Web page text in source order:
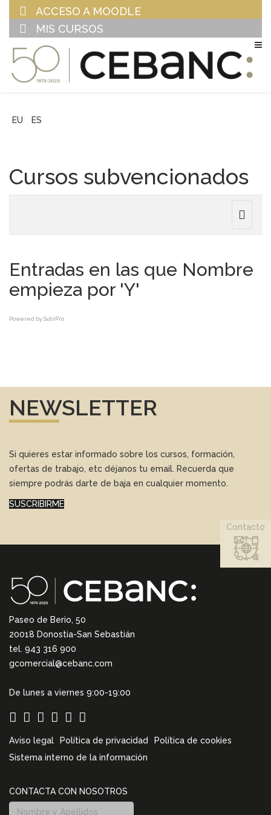
ACCESO A MOODLE
MIS CURSOS
EU ES
Cursos subvencionados
Toggle
Entradas en las que Nombre
empieza por 'Y'
Powered by SobiPro
NEWSLETTER
Si quieres estar informado sobre los cursos, formación,
ofertas de trabajo, etc déjanos tu email. Recuerda que
siempre podrás darte de baja en cualquier momento.
SUSCRIBIRME
Paseo de Berio, 50
20018 Donostia-San Sebastián
tel. 943 316 900
gcomercial@cebanc.com
De lunes a viernes 9:00-19:00
Aviso legal Política de privacidad
Política de cookies
Sistema interno de la información
CONTACTA CON NOSOTROS
Contacto